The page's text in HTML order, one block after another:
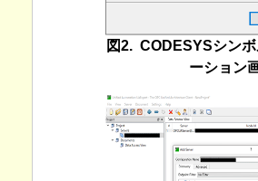
図2. CODESYSシン
ーション